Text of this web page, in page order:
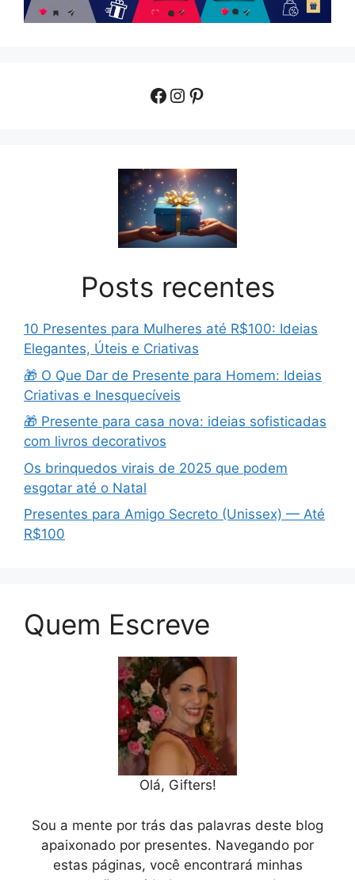
Facebook
Instagram
Pinterest
Posts recentes
10 Presentes para Mulheres até R$100: Ideias
Elegantes, Úteis e Criativas
🎁 O Que Dar de Presente para Homem: Ideias
Criativas e Inesquecíveis
🎁 Presente para casa nova: ideias sofisticadas
com livros decorativos
Os brinquedos virais de 2025 que podem
esgotar até o Natal
Presentes para Amigo Secreto (Unissex) — Até
R$100
Quem Escreve
Olá, Gifters!
Sou a mente por trás das palavras deste blog
apaixonado por presentes. Navegando por
estas páginas, você encontrará minhas